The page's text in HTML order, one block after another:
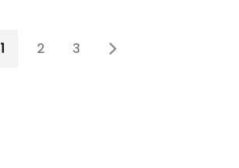
You're currently reading page
1 Page
2 Page
3 Page
4Page
Sledeće